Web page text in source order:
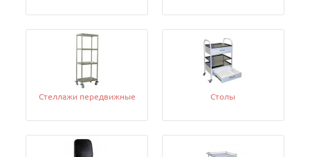
Стеллажи передвижные Столы